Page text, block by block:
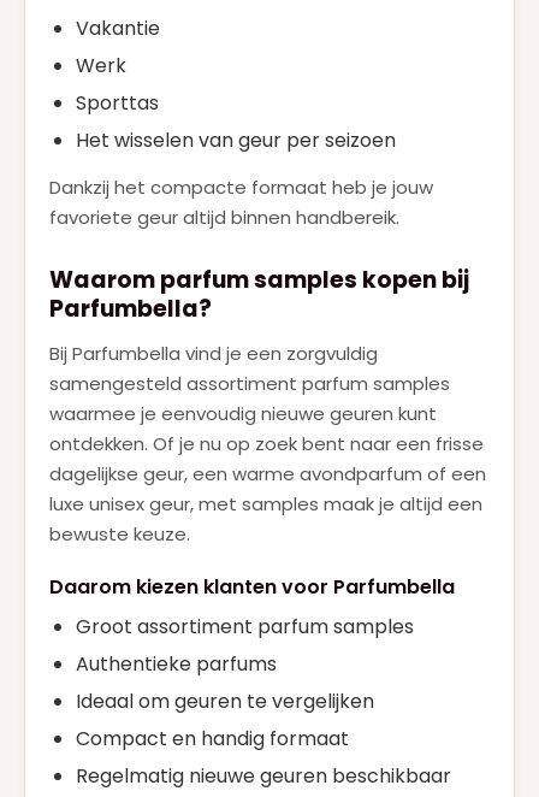
Vakantie
Werk
Sporttas
Het wisselen van geur per seizoen
Dankzij het compacte formaat heb je jouw
favoriete geur altijd binnen handbereik.
Waarom parfum samples kopen bij
Parfumbella?
Bij Parfumbella vind je een zorgvuldig
samengesteld assortiment parfum samples
waarmee je eenvoudig nieuwe geuren kunt
ontdekken. Of je nu op zoek bent naar een frisse
dagelijkse geur, een warme avondparfum of een
luxe unisex geur, met samples maak je altijd een
bewuste keuze.
Daarom kiezen klanten voor Parfumbella
Groot assortiment parfum samples
Authentieke parfums
Ideaal om geuren te vergelijken
Compact en handig formaat
Regelmatig nieuwe geuren beschikbaar